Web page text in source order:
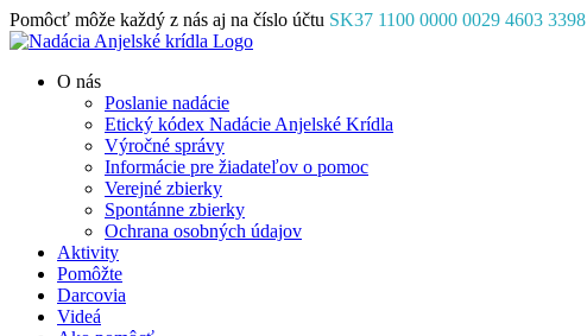
Skip
to
Pomôcť môže každý z nás aj na číslo účtu SK37 1100 0000 0029 4603 3398
Facebook
Instagram
YouTube
O nás
Poslanie nadácie
Etický kódex Nadácie Anjelské Krídla
Výročné správy
Informácie pre žiadateľov o pomoc
Verejné zbierky
Spontánne zbierky
Ochrana osobných údajov
Aktivity
Pomôžte
Darcovia
Videá